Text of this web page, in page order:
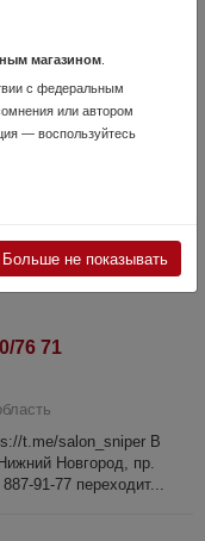
t.me/salon_sniper В
Новгород, пр.
91-77 переходит...
76 71
t.me/salon_sniper В
Новгород, пр.
91-77 переходит...
магазином.
с федеральным
или автором
— воспользуйтесь
Больше не показывать